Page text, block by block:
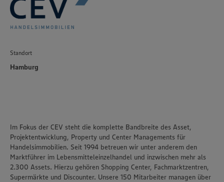
Standort
Hamburg
Im Fokus der CEV steht die komplette Bandbreite des Asset,
Projektentwicklung, Property und Center Managements für
Handelsimmobilien. Seit 1994 betreuen wir unter anderem den
Marktführer im Lebensmitteleinzelhandel und inzwischen mehr als
2.300 Assets. Hierzu gehören Shopping Center, Fachmarktzentren,
Supermärkte und Discounter. Unsere 150 Mitarbeiter managen über